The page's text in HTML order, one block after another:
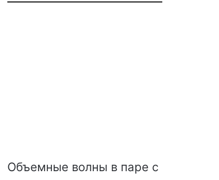
Объемные волны в паре с